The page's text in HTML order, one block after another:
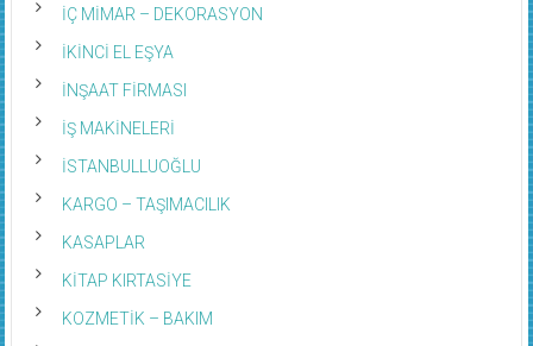
İÇ MİMAR – DEKORASYON
İKİNCİ EL EŞYA
İNŞAAT FİRMASI
İŞ MAKİNELERİ
İSTANBULLUOĞLU
KARGO – TAŞIMACILIK
KASAPLAR
KİTAP KIRTASİYE
KOZMETİK – BAKIM